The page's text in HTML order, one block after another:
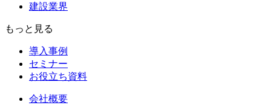
建設業界
もっと見る
導入事例
セミナー
お役立ち資料
会社概要